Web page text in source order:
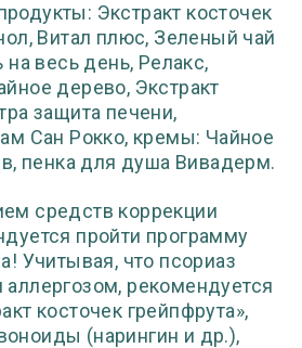
Экстракт косточек
Витал плюс, Зеленый чай
весь день, Релакс,
дерево, Экстракт
защита печени,
Сан Рокко, кремы: Чайное
пенка для душа Вивадерм.
средств коррекции
пройти программу
Учитывая, что псориаз
рекомендуется
косточек грейпфрута»,
(нарингин и др.),